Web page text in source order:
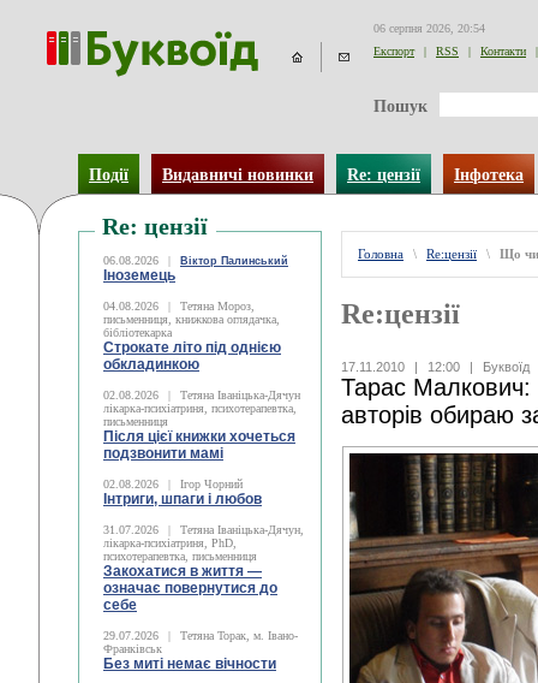
06 серпня 2026, 20:54
Експорт
| RSS | Контакти |
Пошук
Події Видавничі новинки Re: цензії Інфотека
Re: цензії
06.08.2026 | Віктор Палинський
Іноземець
04.08.2026 |
Тетяна Мороз,
письменниця, книжкова оглядачка,
бібліотекарка
Строкате літо під однією
обкладинкою
02.08.2026 |
Тетяна Іваніцька-Дячун
лікарка-психіатриня, психотерапевтка,
письменниця
Після цієї книжки хочеться
подзвонити мамі
02.08.2026 | Ігор Чорний
Інтриги, шпаги і любов
31.07.2026 |
Тетяна Іваніцька-Дячун,
лікарка-психіатриня, PhD,
психотерапевтка, письменниця
Закохатися в життя —
означає повернутися до
себе
29.07.2026 |
Тетяна Торак, м. Івано-
Франківськ
Без миті немає вічности
Головна \ Re:цензії \ Що
Re:цензії
17.11.2010 | 12:00 | Буквоїд
Тарас Малкович:
авторів обираю